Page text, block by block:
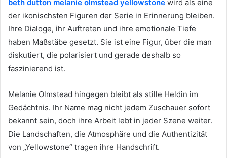
beth dutton melanie olmstead yellowstone wird als eine
der ikonischsten Figuren der Serie in Erinnerung bleiben.
Ihre Dialoge, ihr Auftreten und ihre emotionale Tiefe
haben Maßstäbe gesetzt. Sie ist eine Figur, über die man
diskutiert, die polarisiert und gerade deshalb so
faszinierend ist.
Melanie Olmstead hingegen bleibt als stille Heldin im
Gedächtnis. Ihr Name mag nicht jedem Zuschauer sofort
bekannt sein, doch ihre Arbeit lebt in jeder Szene weiter.
Die Landschaften, die Atmosphäre und die Authentizität
von „Yellowstone“ tragen ihre Handschrift.